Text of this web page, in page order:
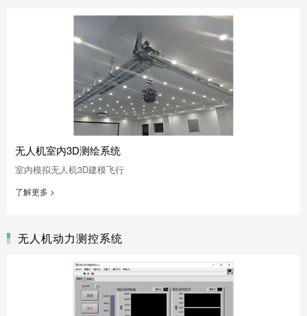
无人机室内3D测绘系统
室内模拟无人机3D建模飞行
了解更多 >
无人机动力测控系统